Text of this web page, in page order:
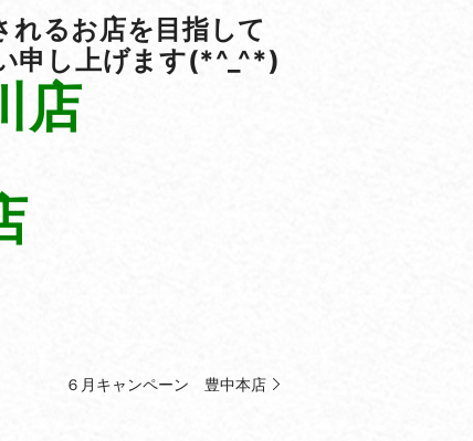
るお店を目指して
申し上げます(*^_^*)
店
６月キャンペーン 豊中本店